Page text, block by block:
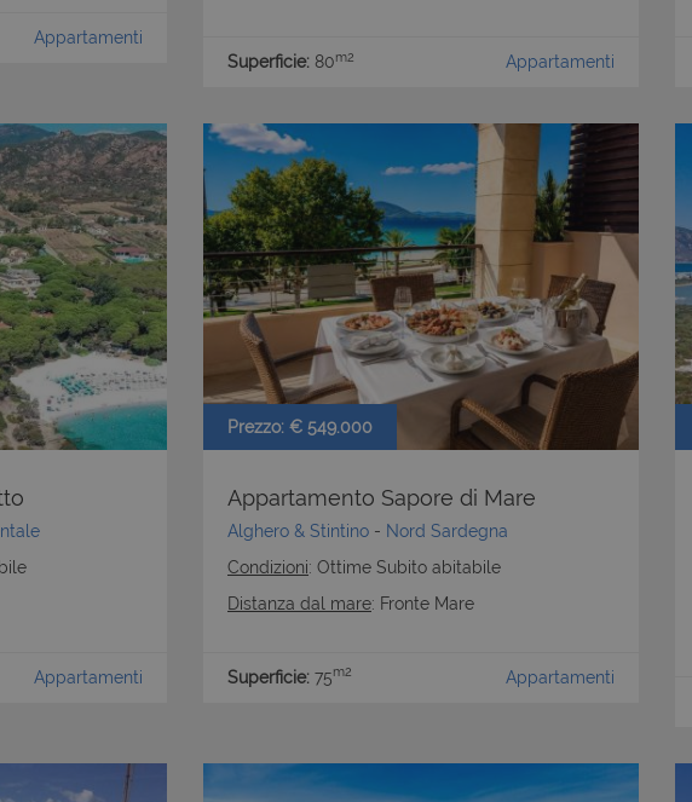
Appartamenti
Superficie: 80m2 Appartamenti
Appartamenti
Prezzo: € 549.000
Appartamento Sapore di Mare
Alghero & Stintino - Nord Sardegna
Condizioni: Ottime Subito abitabile
Distanza dal mare: Fronte Mare
Superficie: 75m2 Appartamenti